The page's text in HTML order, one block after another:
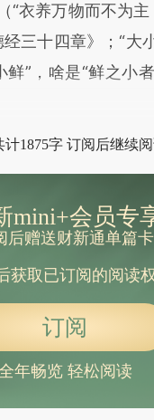
“衣养万物而不为
三十四章》；“大
”，啥是“鲜之小
计1875字 订阅后继续
mini+会员专
后赠送财新通单篇卡
获取已订阅的阅读
订阅
年畅览 轻松阅读